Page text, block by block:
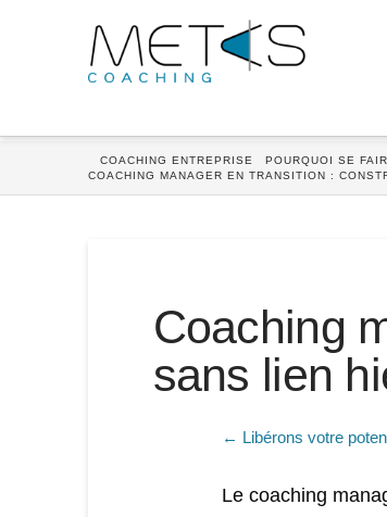
HOME
COACHING ENTREPRISE POURQUOI SE
COACHING MANAGER EN TRANSITION :
Coaching
sans lien
← Libérons votre
Le coaching